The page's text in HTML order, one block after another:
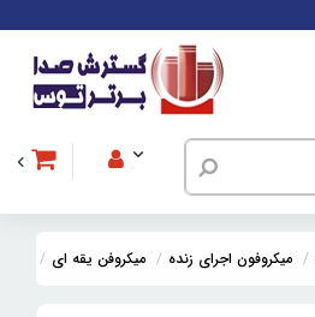
میکروفون اجرای زنده میکروفن یقه ای